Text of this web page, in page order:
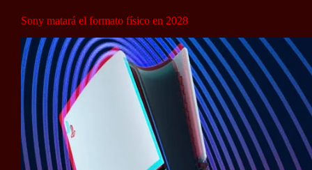
Sony matará el formato físico en 2028